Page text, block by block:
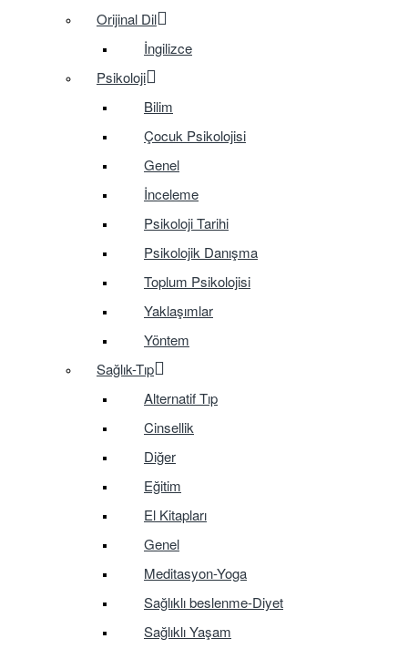
Orijinal Dil
İngilizce
Psikoloji
Bilim
Çocuk Psikolojisi
Genel
İnceleme
Psikoloji Tarihi
Psikolojik Danışma
Toplum Psikolojisi
Yaklaşımlar
Yöntem
Sağlık-Tıp
Alternatif Tıp
Cinsellik
Diğer
Eğitim
El Kitapları
Genel
Meditasyon-Yoga
Sağlıklı beslenme-Diyet
Sağlıklı Yaşam